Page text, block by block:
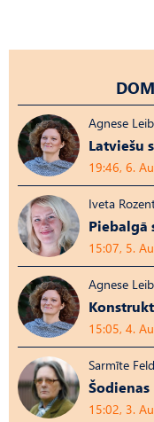
Agnese
Latviešu
19:46, 6.
Iveta
Piebalgā
15:07, 5.
Agnese
15:05, 4.
Sarmīte
15:02, 3.